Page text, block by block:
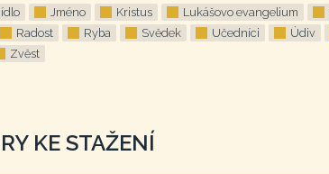
Jméno Kristus Lukášovo evangelium
Radost Ryba Svědek Učedníci Údiv
Zvěst
KE STAŽENÍ